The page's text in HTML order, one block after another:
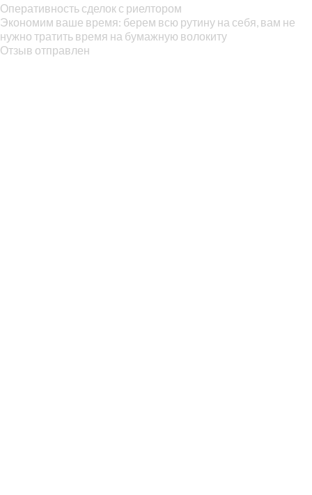
Оперативность сделок с риелтором
Экономим ваше время: берем всю рутину на себя, вам не
нужно тратить время на бумажную волокиту
Отзыв отправлен